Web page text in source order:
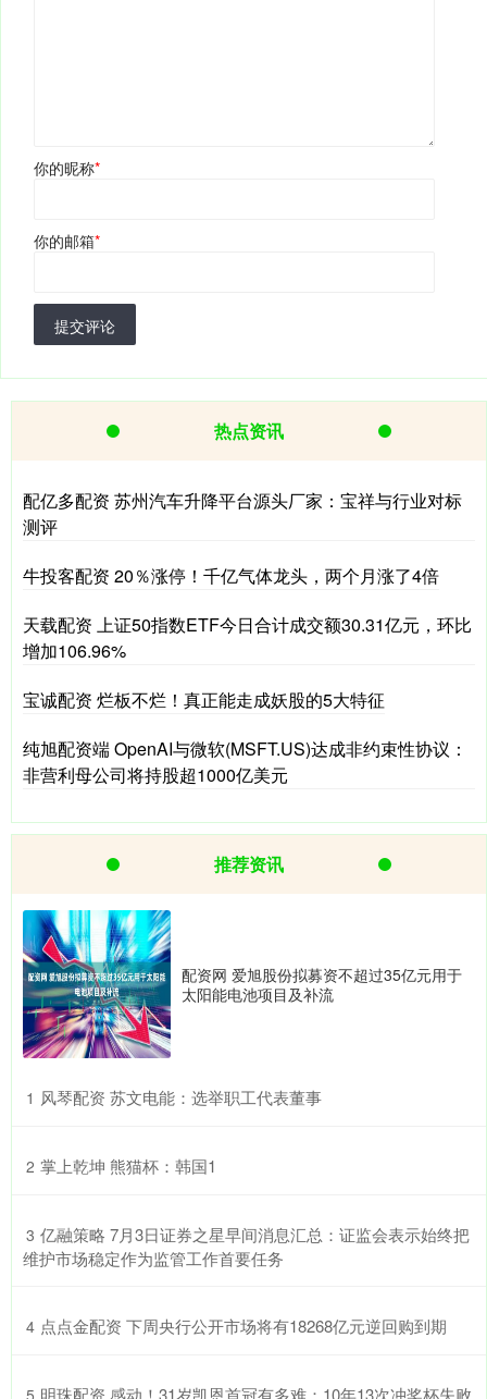
你的昵称*
你的邮箱*
提交评论
热点资讯
配亿多配资 苏州汽车升降平台源头厂家：宝祥与行业对标
测评
牛投客配资 20％涨停！千亿气体龙头，两个月涨了4倍
天载配资 上证50指数ETF今日合计成交额30.31亿元，环比
增加106.96%
宝诚配资 烂板不烂！真正能走成妖股的5大特征
纯旭配资端 OpenAI与微软(MSFT.US)达成非约束性协议：
非营利母公司将持股超1000亿美元
推荐资讯
配资网 爱旭股份拟募资不超过35亿元用于
太阳能电池项目及补流
1 ​风琴配资 苏文电能：选举职工代表董事
2 ​掌上乾坤 熊猫杯：韩国1
3 ​亿融策略 7月3日证券之星早间消息汇总：证监会表示始终把
维护市场稳定作为监管工作首要任务
4 ​点点金配资 下周央行公开市场将有18268亿元逆回购到期
5 ​明珠配资 感动！31岁凯恩首冠有多难：10年13次冲奖杯失败